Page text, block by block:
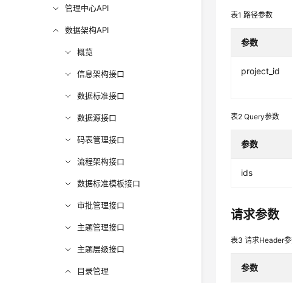
管理中心API
数据架构API
概览
信息架构接口
数据标准接口
数据源接口
码表管理接口
流程架构接口
数据标准模板接口
审批管理接口
主题管理接口
主题层级接口
目录管理
表1路径参数
参数
project_id
表2Query参数
参数
ids
请求参数
表3请求Header
参数